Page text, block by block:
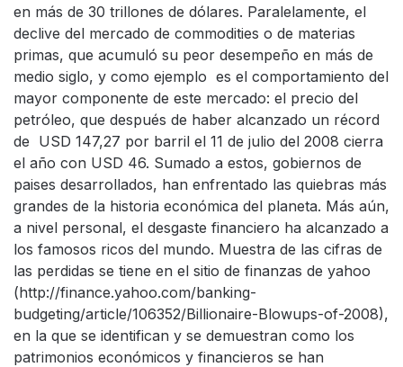
en más de 30 trillones de dólares. Paralelamente, el
declive del mercado de commodities o de materias
primas, que acumuló su peor desempeño en más de
medio siglo, y como ejemplo es el comportamiento del
mayor componente de este mercado: el precio del
petróleo, que después de haber alcanzado un récord
de USD 147,27 por barril el 11 de julio del 2008 cierra
el año con USD 46. Sumado a estos, gobiernos de
paises desarrollados, han enfrentado las quiebras más
grandes de la historia económica del planeta. Más aún,
a nivel personal, el desgaste financiero ha alcanzado a
los famosos ricos del mundo. Muestra de las cifras de
las perdidas se tiene en el sitio de finanzas de yahoo
(http://finance.yahoo.com/banking-
budgeting/article/106352/Billionaire-Blowups-of-2008),
en la que se identifican y se demuestran como los
patrimonios económicos y financieros se han